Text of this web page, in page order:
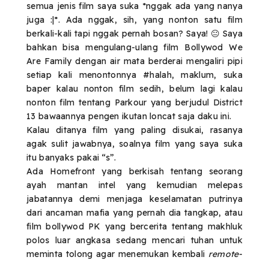
semua jenis film saya suka *nggak ada yang nanya
juga :|*. Ada nggak, sih, yang nonton satu film
berkali-kali tapi nggak pernah bosan? Saya! 😐 Saya
bahkan bisa mengulang-ulang film Bollywod We
Are Family dengan air mata berderai mengaliri pipi
setiap kali menontonnya #halah,
maklum, suka
baper kalau nonton film sedih, belum lagi kalau
nonton film tentang Parkour yang berjudul District
13 bawaannya pengen ikutan loncat saja daku ini.
Kalau ditanya film yang paling disukai, rasanya
agak sulit jawabnya, soalnya film yang saya suka
itu banyaks pakai “s”.
Ada Homefront yang berkisah tentang seorang
ayah mantan intel yang kemudian melepas
jabatannya demi menjaga keselamatan putrinya
dari ancaman mafia yang pernah dia tangkap, atau
film bollywod PK yang bercerita tentang makhluk
polos luar angkasa sedang mencari tuhan untuk
meminta tolong agar menemukan kembali remote-